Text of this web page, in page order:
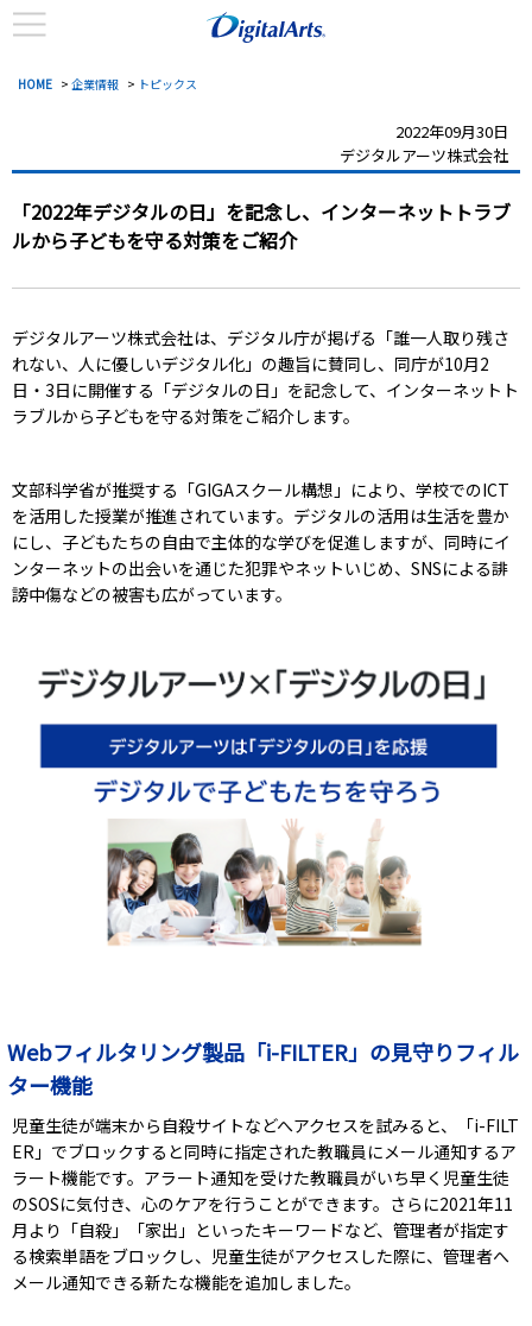
HOME > 企業情報 > トピックス
2022年09月30日
デジタルアーツ株式会社
「2022年デジタルの日」を記念し、インターネットトラブ
ルから子どもを守る対策をご紹介
デジタルアーツ株式会社は、デジタル庁が掲げる「誰一人取り残さ
れない、人に優しいデジタル化」の趣旨に賛同し、同庁が10月2
日・3日に開催する「デジタルの日」を記念して、インターネットト
ラブルから子どもを守る対策をご紹介します。
文部科学省が推奨する「GIGAスクール構想」により、学校でのICT
を活用した授業が推進されています。デジタルの活用は生活を豊か
にし、子どもたちの自由で主体的な学びを促進しますが、同時にイ
ンターネットの出会いを通じた犯罪やネットいじめ、SNSによる誹
謗中傷などの被害も広がっています。
Webフィルタリング製品「i-FILTER」の見守りフィル
ター機能
児童生徒が端末から自殺サイトなどへアクセスを試みると、「i-FILT
ER」でブロックすると同時に指定された教職員にメール通知するア
ラート機能です。アラート通知を受けた教職員がいち早く児童生徒
のSOSに気付き、心のケアを行うことができます。さらに2021年11
月より「自殺」「家出」といったキーワードなど、管理者が指定す
る検索単語をブロックし、児童生徒がアクセスした際に、管理者へ
メール通知できる新たな機能を追加しました。